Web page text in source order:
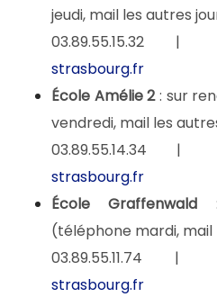
jeudi, mail les autres
strasbourg.fr
École Amélie 2: sur
vendredi, mail les
strasbourg.fr
École Graffenwald :
(téléphone mardi, mail
strasbourg.fr